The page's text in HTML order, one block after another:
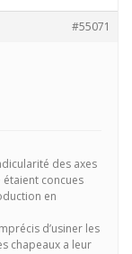
#55071
des axes
étaient concues
en
d’usiner les
chapeaux a leur